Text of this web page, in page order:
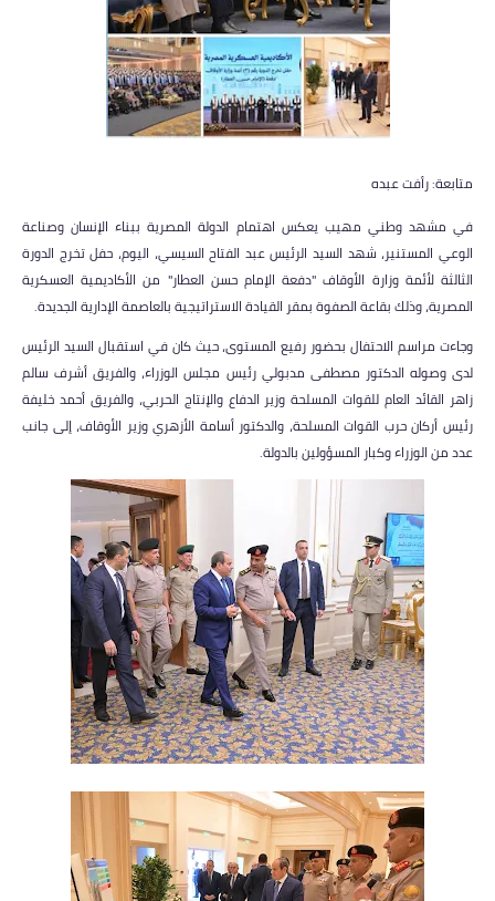
متابعة: رأفت عبده
في مشهد وطني مهيب يعكس اهتمام الدولة المصرية ببناء الإنسان وصناعة
الوعي المستنير، شهد السيد الرئيس عبد الفتاح السيسي، اليوم، حفل تخرج الدورة
الثالثة لأئمة وزارة الأوقاف "دفعة الإمام حسن العطار" من الأكاديمية العسكرية
المصرية، وذلك بقاعة الصفوة بمقر القيادة الاستراتيجية بالعاصمة الإدارية الجديدة.
وجاءت مراسم الاحتفال بحضور رفيع المستوى، حيث كان في استقبال السيد الرئيس
لدى وصوله الدكتور مصطفى مدبولي رئيس مجلس الوزراء، والفريق أشرف سالم
زاهر القائد العام للقوات المسلحة وزير الدفاع والإنتاج الحربي، والفريق أحمد خليفة
رئيس أركان حرب القوات المسلحة، والدكتور أسامة الأزهري وزير الأوقاف، إلى جانب
عدد من الوزراء وكبار المسؤولين بالدولة.